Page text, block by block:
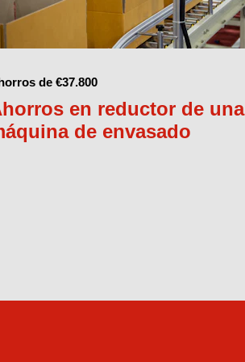
de €37.800
en reductor de una
de envasado